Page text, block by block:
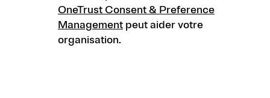
OneTrust Consent & Preference
Management peut aider votre
organisation.